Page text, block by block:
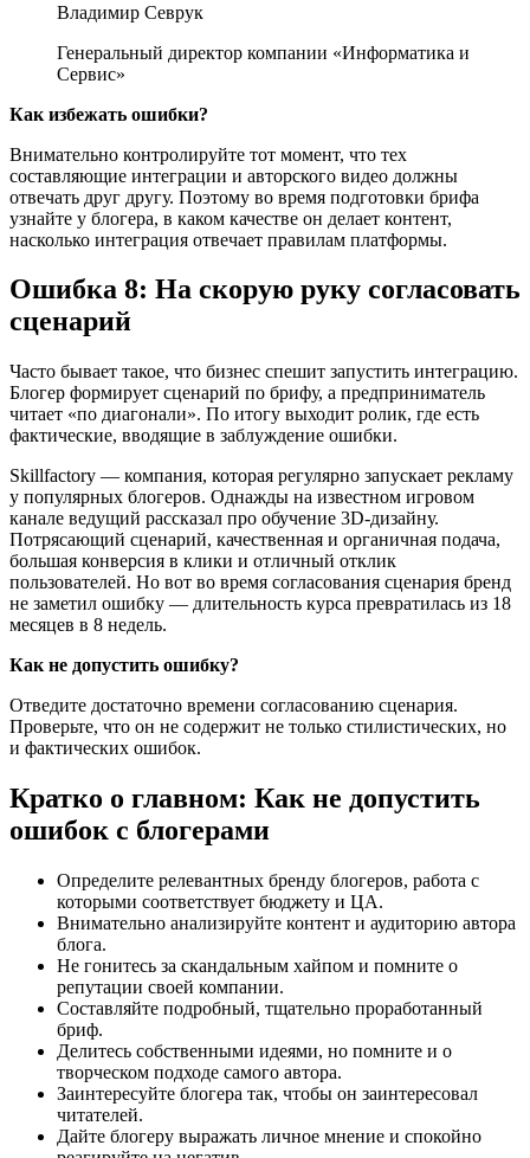
Владимир Севрук
Генеральный директор компании «Информатика и
Сервис»
Как избежать ошибки?
Внимательно контролируйте тот момент, что тех
составляющие интеграции и авторского видео должны
отвечать друг другу. Поэтому во время подготовки брифа
узнайте у блогера, в каком качестве он делает контент,
насколько интеграция отвечает правилам платформы.
Ошибка 8: На скорую руку согласовать
сценарий
Часто бывает такое, что бизнес спешит запустить интеграцию.
Блогер формирует сценарий по брифу, а предприниматель
читает «по диагонали». По итогу выходит ролик, где есть
фактические, вводящие в заблуждение ошибки.
Skillfactory — компания, которая регулярно запускает рекламу
у популярных блогеров. Однажды на известном игровом
канале ведущий рассказал про обучение 3D-дизайну.
Потрясающий сценарий, качественная и органичная подача,
большая конверсия в клики и отличный отклик
пользователей. Но вот во время согласования сценария бренд
не заметил ошибку — длительность курса превратилась из 18
месяцев в 8 недель.
Как не допустить ошибку?
Отведите достаточно времени согласованию сценария.
Проверьте, что он не содержит не только стилистических, но
и фактических ошибок.
Кратко о главном: Как не допустить
ошибок с блогерами
Определите релевантных бренду блогеров, работа с
которыми соответствует бюджету и ЦА.
Внимательно анализируйте контент и аудиторию автора
блога.
Не гонитесь за скандальным хайпом и помните о
репутации своей компании.
Составляйте подробный, тщательно проработанный
бриф.
Делитесь собственными идеями, но помните и о
творческом подходе самого автора.
Заинтересуйте блогера так, чтобы он заинтересовал
читателей.
Дайте блогеру выражать личное мнение и спокойно